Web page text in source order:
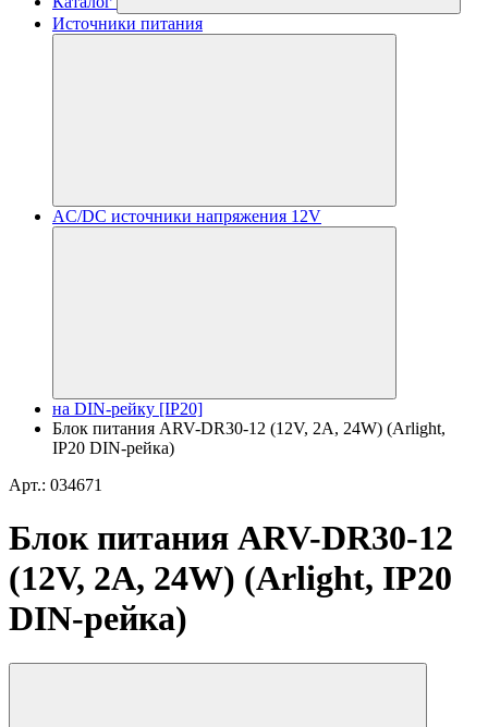
Источники питания
AC/DC источники напряжения 12V
на DIN-рейку [IP20]
Блок питания ARV-DR30-12 (12V, 2A, 24W) (Arlight,
IP20 DIN-рейка)
Арт.: 034671
Блок питания ARV-DR30-12
(12V, 2A, 24W) (Arlight, IP20
DIN-рейка)